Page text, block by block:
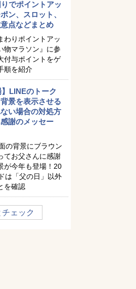
でポイントアッ
ン、スロット、
点などまとめ
わりポイントアッ
物マラソン』に参
付与ポイントをゲ
順を紹介
】LINEのトーク
景を表示させる
い場合の対処方
謝のメッセー
の背景にブラウン
てお父さんに感謝
が今年も登場！20
は「父の日」以外
を確認
ェック